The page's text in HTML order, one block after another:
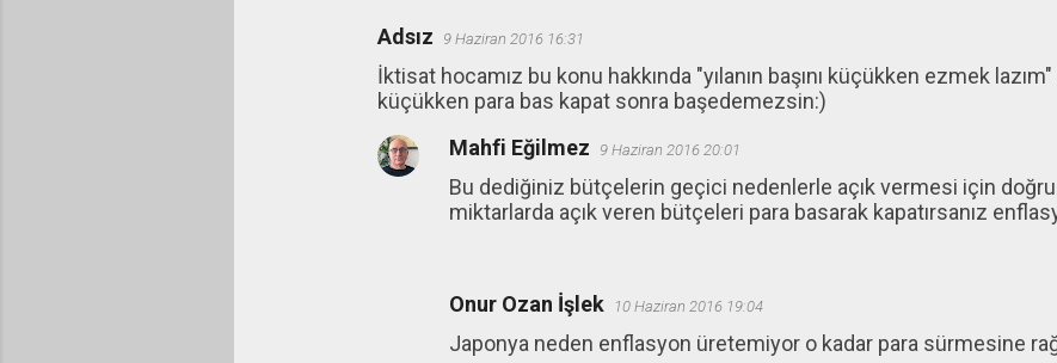
Adsız 9 Haziran 2016 16:31
İktisat hocamız bu konu hakkında "yılanın başını küçükken ezmek
küçükken para bas kapat sonra başedemezsin:)
Mahfi Eğilmez 9 Haziran 2016 20:01
Bu dediğiniz bütçelerin geçici nedenlerle açık vermesi için
miktarlarda açık veren bütçeleri para basarak kapatırsanız
Onur Ozan İşlek 10 Haziran 2016 19:04
Japonya neden enflasyon üretemiyor o kadar para sürmesine